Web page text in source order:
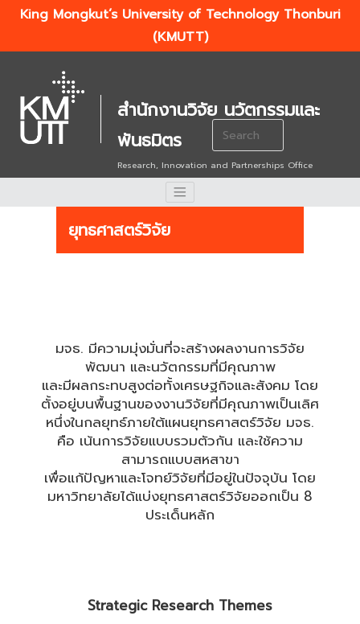
King Mongkut’s University of Technology Thonburi
(KMUTT)
สำนักงานวิจัย นวัตกรรมและ
พันธมิตร
Research, Innovation and Partnerships Office
Search
for:
ยุทธศาสตร์วิจัย
มจธ. มีความมุ่งมั่นที่จะสร้างผลงานการวิจัย
พัฒนา และนวัตกรรมที่มีคุณภาพ
และมีผลกระทบสูงต่อทั้งเศรษฐกิจและสังคม โดย
ตั้งอยู่บนพื้นฐานของงานวิจัยที่มีคุณภาพเป็นเลิศ
หนึ่งในกลยุทธ์ภายใต้แผนยุทธศาสตร์วิจัย มจธ.
คือ เน้นการวิจัยแบบรวมตัวกัน และใช้ความ
สามารถแบบสหสาขา
เพื่อแก้ปัญหาและโจทย์วิจัยที่มีอยู่ในปัจจุบัน โดย
มหาวิทยาลัยได้แบ่งยุทธศาสตร์วิจัยออกเป็น 8
ประเด็นหลัก
Strategic Research Themes